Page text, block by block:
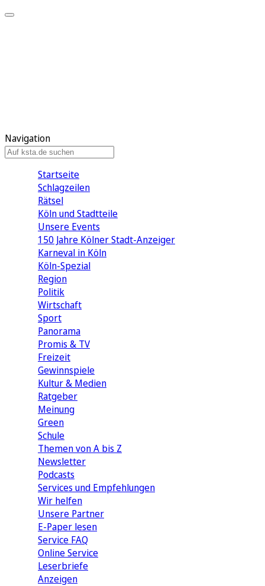
Navigation
Startseite
Schlagzeilen
Rätsel
Köln und Stadtteile
Unsere Events
150 Jahre Kölner Stadt-Anzeiger
Karneval in Köln
Köln-Spezial
Region
Politik
Wirtschaft
Sport
Panorama
Promis & TV
Freizeit
Gewinnspiele
Kultur & Medien
Ratgeber
Meinung
Green
Schule
Themen von A bis Z
Newsletter
Podcasts
Services und Empfehlungen
Wir helfen
Unsere Partner
E-Paper lesen
Service FAQ
Online Service
Leserbriefe
Anzeigen